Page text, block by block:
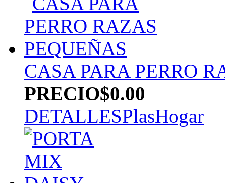
CASA PARA PERRO
PRECIO$0.00
DETALLESPlasHogar